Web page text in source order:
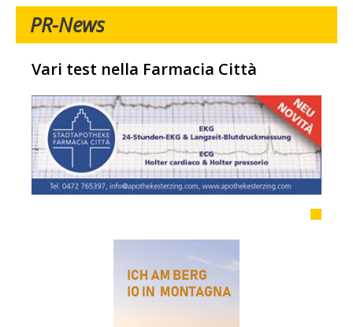
PR-News
Vari test nella Farmacia Città